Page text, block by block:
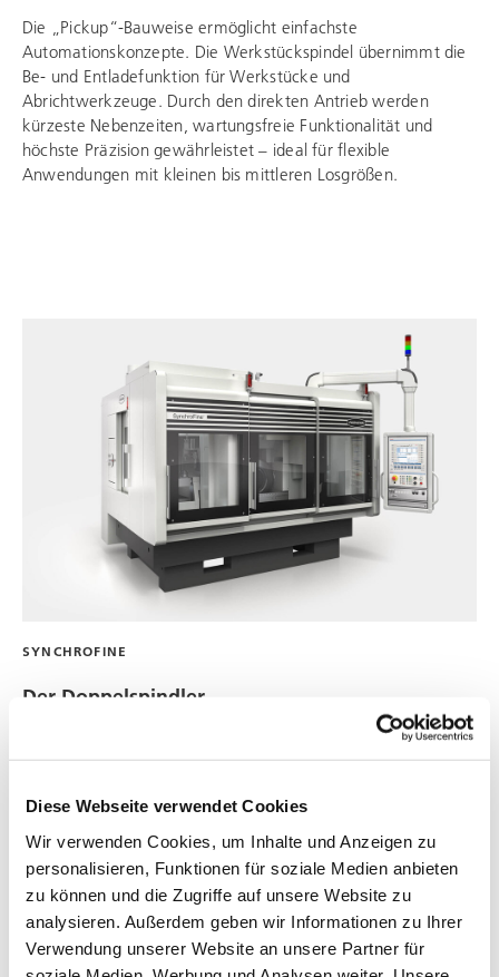
Diese Webseite verwendet Cookies
Wir verwenden Cookies, um Inhalte und Anzeigen zu
personalisieren, Funktionen für soziale Medien anbieten
zu können und die Zugriffe auf unsere Website zu
analysieren. Außerdem geben wir Informationen zu Ihrer
Verwendung unserer Website an unsere Partner für
Die „Pickup“-Bauweise ermöglicht einfachste
Automationskonzepte. Die Werkstückspindel übernimmt die
Be- und Entladefunktion für Werkstücke und
Abrichtwerkzeuge. Durch den direkten Antrieb werden
kürzeste Nebenzeiten, wartungsfreie Funktionalität und
höchste Präzision gewährleistet – ideal für flexible
Anwendungen mit kleinen bis mittleren Losgrößen.
SYNCHROFINE
Der Doppelspindler
Extrem kurze Taktzeiten sind bereits mit der einspindeligen
PRÄWEMA in der Herstellung von zwei- oder
mehrspindeligen Maschinen wird mit der Type
“SynchroFine”auch für das doppelspindelige
PräwemaHoning® genutzt. Dies führt zu Reduzierung der
Nebenzeiten auf nur noch 3 Sekunden.